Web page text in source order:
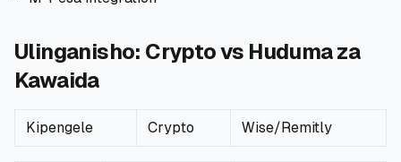
Ulinganisho: Crypto vs Huduma za
Kawaida
Kipengele Crypto Wise/Remitly